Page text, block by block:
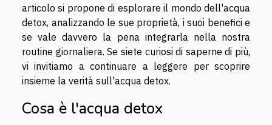
articolo si propone di esplorare il mondo dell'acqua
detox, analizzando le sue proprietà, i suoi benefici e
se vale davvero la pena integrarla nella nostra
routine giornaliera. Se siete curiosi di saperne di più,
vi invitiamo a continuare a leggere per scoprire
insieme la verità sull'acqua detox.
Cosa è l'acqua detox